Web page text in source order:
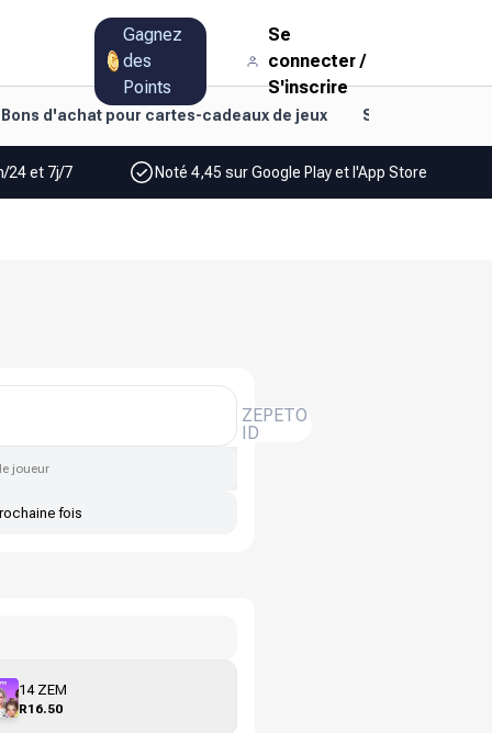
Gagnez
des
Points
Se
connecter/
S'inscrire
Bons d'achat pour cartes-cadeaux de jeux Style de vie et
24 et 7j/7 Noté 4,45 sur Google Play et l'App Store
ZEPETO
ID
joueur
fois
14 ZEM
R16.50